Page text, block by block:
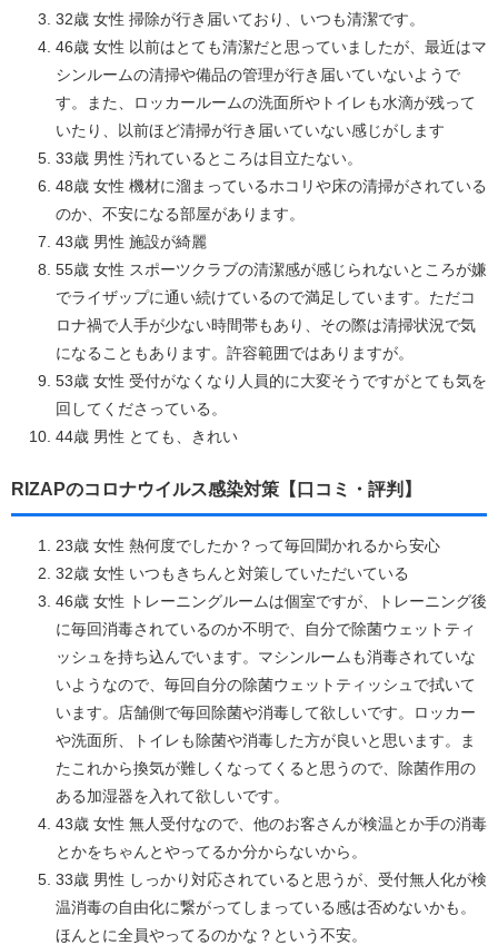
32歳 女性 掃除が行き届いており、いつも清潔です。
46歳 女性 以前はとても清潔だと思っていましたが、最近はマ
シンルームの清掃や備品の管理が行き届いていないようで
す。また、ロッカールームの洗面所やトイレも水滴が残って
いたり、以前ほど清掃が行き届いていない感じがします
33歳 男性 汚れているところは目立たない。
48歳 女性 機材に溜まっているホコリや床の清掃がされている
のか、不安になる部屋があります。
43歳 男性 施設が綺麗
55歳 女性 スポーツクラブの清潔感が感じられないところが嫌
でライザップに通い続けているので満足しています。ただコ
ロナ禍で人手が少ない時間帯もあり、その際は清掃状況で気
になることもあります。許容範囲ではありますが。
53歳 女性 受付がなくなり人員的に大変そうですがとても気を
回してくださっている。
44歳 男性 とても、きれい
RIZAPのコロナウイルス感染対策【口コミ・評判】
23歳 女性 熱何度でしたか？って毎回聞かれるから安心
32歳 女性 いつもきちんと対策していただいている
46歳 女性 トレーニングルームは個室ですが、トレーニング後
に毎回消毒されているのか不明で、自分で除菌ウェットティ
ッシュを持ち込んでいます。マシンルームも消毒されていな
いようなので、毎回自分の除菌ウェットティッシュで拭いて
います。店舗側で毎回除菌や消毒して欲しいです。ロッカー
や洗面所、トイレも除菌や消毒した方が良いと思います。ま
たこれから換気が難しくなってくると思うので、除菌作用の
ある加湿器を入れて欲しいです。
43歳 女性 無人受付なので、他のお客さんが検温とか手の消毒
とかをちゃんとやってるか分からないから。
33歳 男性 しっかり対応されていると思うが、受付無人化が検
温消毒の自由化に繋がってしまっている感は否めないかも。
ほんとに全員やってるのかな？という不安。